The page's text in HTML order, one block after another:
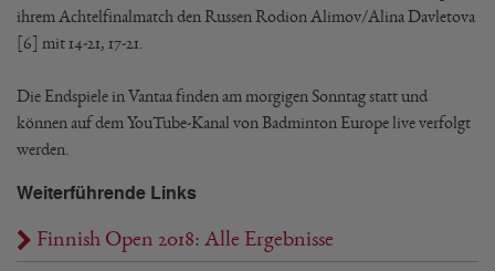
ihrem Achtelfinalmatch den Russen Rodion Alimov/Alina Davletova
[6] mit 14-21, 17-21.
Die Endspiele in Vantaa finden am morgigen Sonntag statt und
können auf dem YouTube-Kanal von Badminton Europe live verfolgt
werden.
Weiterführende Links
Finnish Open 2018: Alle Ergebnisse